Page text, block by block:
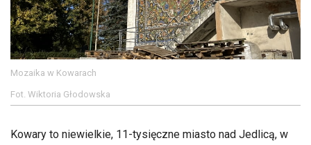
Mozaika w Kowarach
Fot. Wiktoria Głodowska
Kowary to niewielkie, 11-tysięczne miasto nad Jedlicą, w